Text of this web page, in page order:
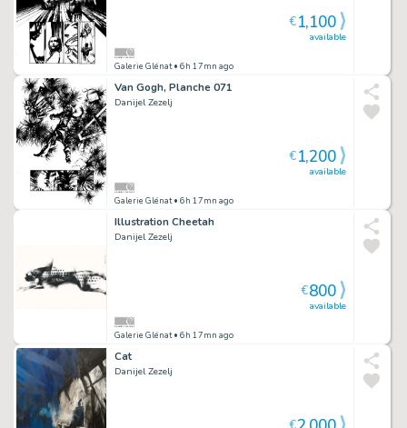
Galerie Glénat• 6h 17mn ago
available
€1,100
Van Gogh, Planche 071
Danijel Zezelj
Galerie Glénat• 6h 17mn ago
available
€1,200
Illustration Cheetah
Danijel Zezelj
Galerie Glénat• 6h 17mn ago
available
€800
Cat
Danijel Zezelj